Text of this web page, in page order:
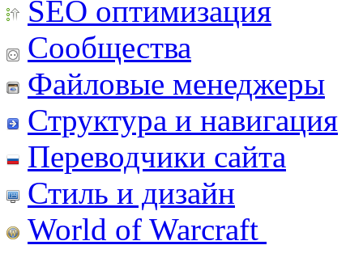
SEO оптимизация
Сообщества
Файловые менеджеры
Структура и навигация
Переводчики сайта
Стиль и дизайн
World of Warcraft